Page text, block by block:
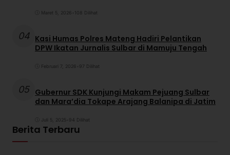
Maret 5, 2026 108 Dilihat
04 Kasi Humas Polres Mateng Hadiri Pelantikan
DPW Ikatan Jurnalis Sulbar di Mamuju Tengah
Februari 7, 2026 97 Dilihat
05 Gubernur SDK Kunjungi Makam Pejuang Sulbar
dan Mara’dia Tokape Arajang Balanipa di Jatim
Juli 5, 2025 94 Dilihat
Berita Terbaru